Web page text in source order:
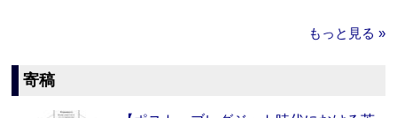
もっと見る »
寄稿